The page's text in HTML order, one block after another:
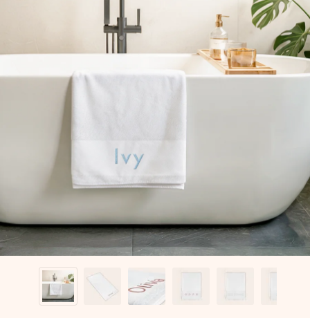
4,7 (na základe +15 000 recenzií)
Naše darčeky inšpirujú. Zákazníci nás na Google Reviews
hodnotia známkou 4,7.
Kartička s venovaním zdarma
Vytvorte niečo výnimočné v pár jednoduchých krokoch – s
jej menom, vašou fotografiou alebo odkazom, ktorý naozaj
zahreje pri srdci. Žiadne zbytočnosti, len veľa lásky pre ten
pravý moment.